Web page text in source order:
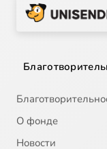
О фонде
Новости